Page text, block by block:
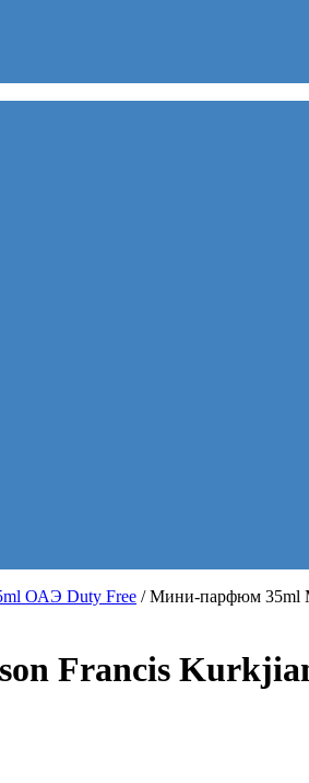
ОАЭ Duty Free / Мини-парфюм 35ml
Francis Kurkjian